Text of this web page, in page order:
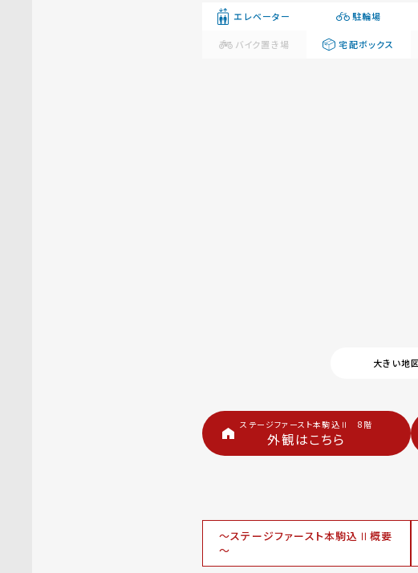
エレベーター 駐輪場
バイク置き場 宅配ボックス
大きい地
ステージファースト本駒込Ⅱ 8階
外観はこちら
～ステージファースト本駒込Ⅱ概要
～